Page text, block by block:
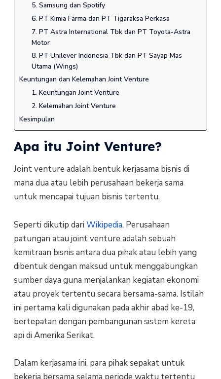
5. Samsung dan Spotify
6. PT Kimia Farma dan PT Tigaraksa Perkasa
7. PT Astra International Tbk dan PT Toyota-Astra
Motor
8. PT Unilever Indonesia Tbk dan PT Sayap Mas
Utama (Wings)
Keuntungan dan Kelemahan Joint Venture
1. Keuntungan Joint Venture
2. Kelemahan Joint Venture
Kesimpulan
Apa itu Joint Venture?
Joint venture adalah bentuk kerjasama bisnis di
mana dua atau lebih perusahaan bekerja sama
untuk mencapai tujuan bisnis tertentu.
Seperti dikutip dari Wikipedia, Perusahaan
patungan atau joint venture adalah sebuah
kemitraan bisnis antara dua pihak atau lebih yang
dibentuk dengan maksud untuk menggabungkan
sumber daya guna menjalankan kegiatan ekonomi
atau proyek tertentu secara bersama-sama. Istilah
ini pertama kali digunakan pada akhir abad ke-19,
bertepatan dengan pembangunan sistem kereta
api di Amerika Serikat.
Dalam kerjasama ini, para pihak sepakat untuk